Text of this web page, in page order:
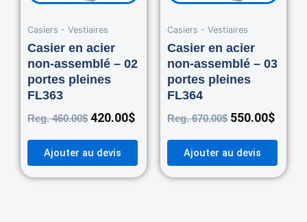
Casiers - Vestiaires
Casier en acier
non-assemblé – 02
portes pleines
FL363
Reg.460.00$ 420.00$
Ajouter au devis
Casiers - Vestiaires
Casier en acier
non-assemblé – 03
portes pleines
FL364
Reg.670.00$ 550.00$
Ajouter au devis